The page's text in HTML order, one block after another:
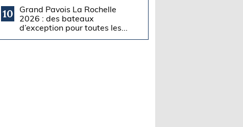
10
Grand Pavois La Rochelle
2026 : des bateaux
d’exception pour toutes les...